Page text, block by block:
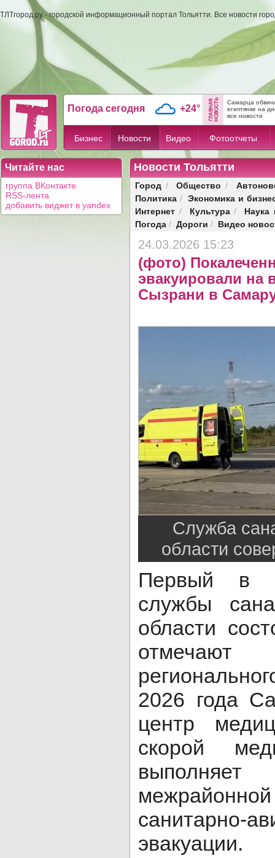
ТЛТгород.ру - городской информационный портал Тольятти. Все новости
Погода сегодня +24°
Самарца
египтянке на
все новости
Бизнес Новости Видео Фотоотчеты
Читайте нас
группа ВКонтакте
RSS-лента
добавить виджет в yandex
Новости Тольятти
Город / Общество /
Политика / Экономика и
Интернет / Культура/
Наука
Погода / Дороги / Видео
24.03.2026 15:23
(фото)
эвакуировали на
Сызрани в
Служба
области
Первый в
службы
области
отмечают
2026 года
центр
скорой
санитарно-
эвакуации.